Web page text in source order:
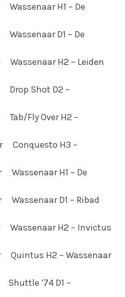
Wassenaar H1 – De
D1 – De
Wassenaar H2 – Leiden
Drop Shot D2 –
Tab/Fly Over H2 –
Conquesto H3 –
Wassenaar H1 – De
Wassenaar D1 – Ribad
Wassenaar H2 – Invictus
Quintus H2 – Wassenaar
Shuttle ’74 D1 –